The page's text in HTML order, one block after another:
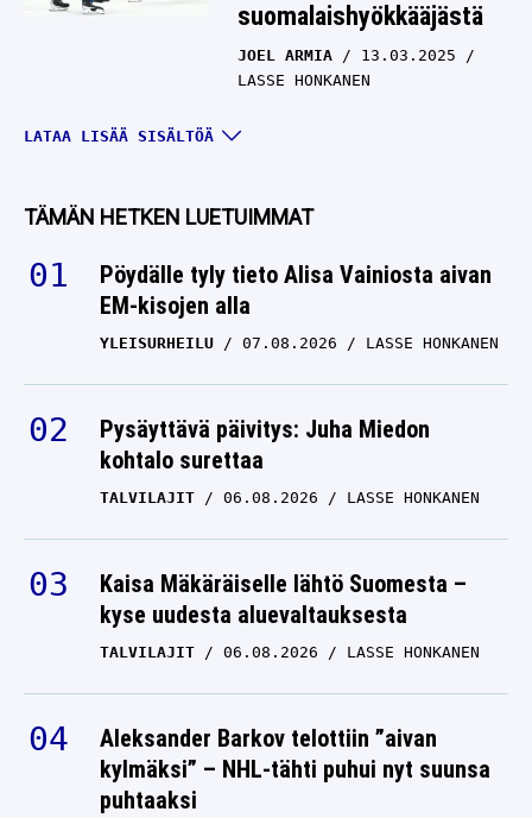
suomalaishyökkääjästä
JOEL ARMIA
13.03.2025
LASSE HONKANEN
Shokkipaluu Winnipegiin?
Canadiensin
JOEL ARMIA
05.03.2025
LASSE HONKANEN
Peliliike viritteillä:
Montreal Canadiens
laittamassa
suomalaishyökkääjän
lihoiksi
Asiantuntija varmana:
Montreal Canadiens
JOEL ARMIA
19.02.2025
LASSE HONKANEN
LATAA LISÄÄ SISÄLTÖÄ
TÄMÄN HETKEN LUETUIMMAT
Pöydälle tyly tieto Alisa Vainiosta aivan
EM-kisojen alla
YLEISURHEILU 07.08.2026 LASSE HONKANEN
Pysäyttävä päivitys: Juha Miedon
kohtalo surettaa
TALVILAJIT 06.08.2026 LASSE HONKANEN
Kaisa Mäkäräiselle lähtö Suomesta –
kyse uudesta aluevaltauksesta
TALVILAJIT 06.08.2026 LASSE HONKANEN
Aleksander Barkov telottiin ”aivan
kylmäksi” – NHL-tähti puhui nyt suunsa
puhtaaksi